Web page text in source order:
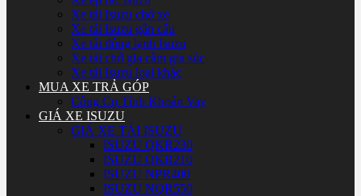
Xe tải Isuzu chở xe
Xe tải Isuzu gắn cẩu
Xe tải đông lạnh Isuzu
Xe tải chở gia cầm gia súc
Xe tải Isuzu loại khác
MUA XE TRẢ GÓP
Công Cụ Tính Khoản Vay
GIÁ XE ISUZU
GIÁ XE TẢI ISUZU
ISUZU QKR230
ISUZU QKR210
ISUZU NPR400
ISUZU NQR550